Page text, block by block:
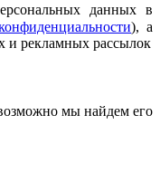
данных в
), а
и рекламных рассылок
мы найдем его